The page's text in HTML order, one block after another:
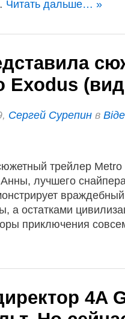
Читать дальше… »
Exodus
Сергей Сурепин в
трейлер
Анны, лучшего
а остатками
приключения
4A